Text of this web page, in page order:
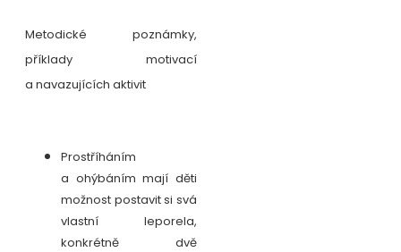
Metodické poznámky,
příklady motivací
a navazujících aktivit
Prostříháním
a ohýbáním mají děti
možnost postavit si svá
vlastní leporela,
konkrétně dvě